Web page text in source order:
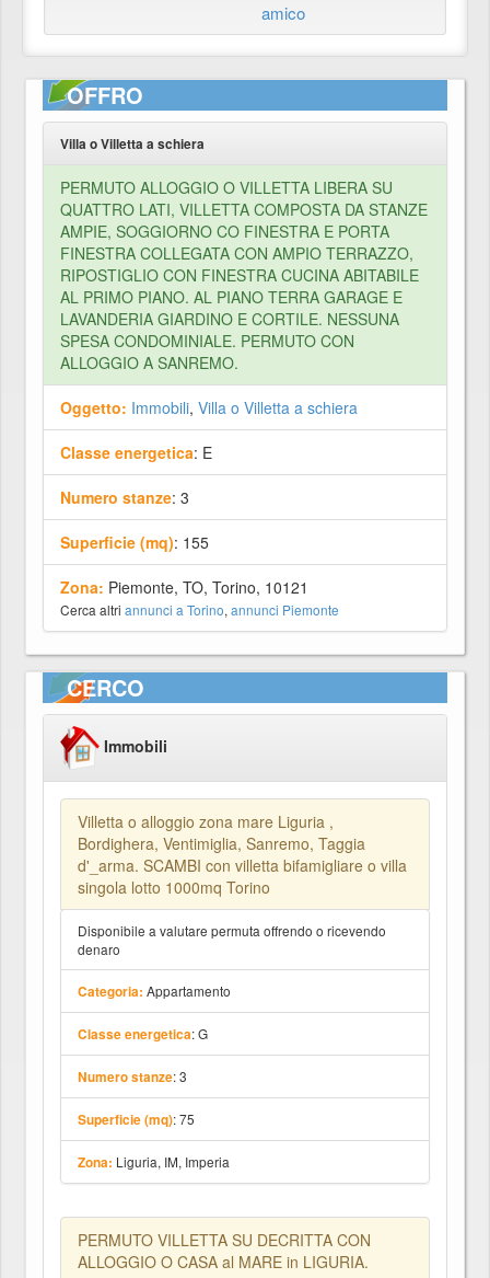
amico
OFFRO
Villa o Villetta a schiera
PERMUTO ALLOGGIO O VILLETTA LIBERA SU
QUATTRO LATI, VILLETTA COMPOSTA DA STANZE
AMPIE, SOGGIORNO CO FINESTRA E PORTA
FINESTRA COLLEGATA CON AMPIO TERRAZZO,
RIPOSTIGLIO CON FINESTRA CUCINA ABITABILE
AL PRIMO PIANO. AL PIANO TERRA GARAGE E
LAVANDERIA GIARDINO E CORTILE. NESSUNA
SPESA CONDOMINIALE. PERMUTO CON
ALLOGGIO A SANREMO.
Oggetto: Immobili, Villa o Villetta a schiera
Classe energetica: E
Numero stanze: 3
Superficie (mq): 155
Zona: Piemonte, TO, Torino, 10121
Cerca altri annunci a Torino, annunci Piemonte
CERCO
Immobili
Villetta o alloggio zona mare Liguria ,
Bordighera, Ventimiglia, Sanremo, Taggia
d'_arma. SCAMBI con villetta bifamigliare o villa
singola lotto 1000mq Torino
Disponibile a valutare permuta offrendo o ricevendo
denaro
Categoria: Appartamento
Classe energetica: G
Numero stanze: 3
Superficie (mq): 75
Zona: Liguria, IM, Imperia
PERMUTO VILLETTA SU DECRITTA CON
ALLOGGIO O CASA al MARE in LIGURIA.